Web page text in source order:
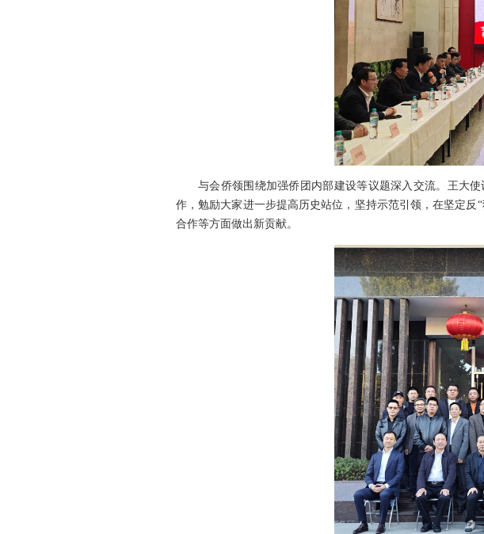
与会侨领围绕加强侨团内部建设等议题深入交流。王大
作，勉励大家进一步提高历史站位，坚持示范引领，在坚定
合作等方面做出新贡献。